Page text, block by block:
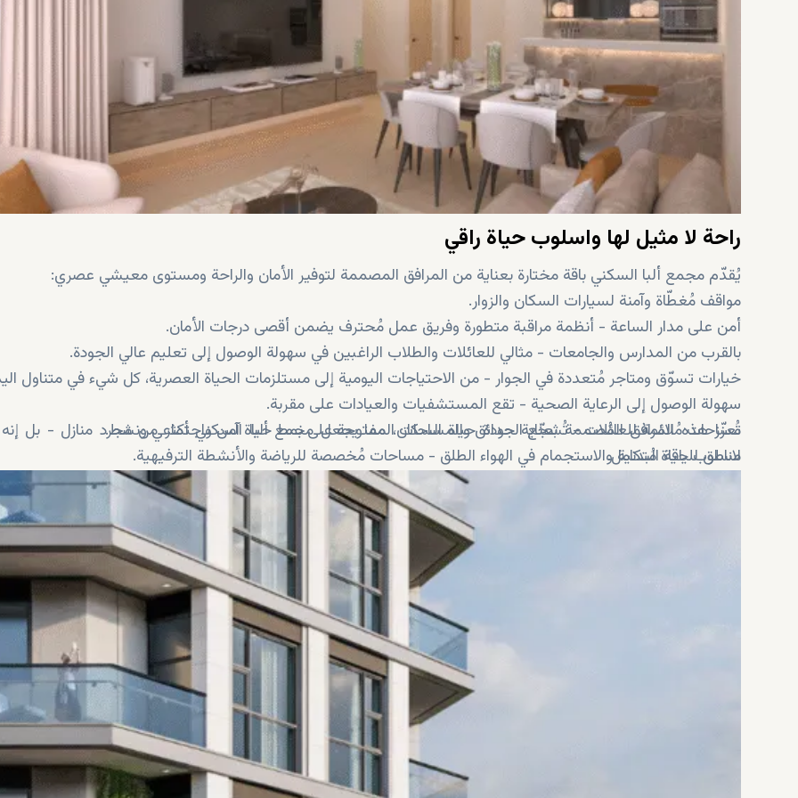
راحة لا مثيل لها واسلوب حياة راقي
يُقدّم مجمع ألبا السكني باقة مختارة بعناية من المرافق المصممة لتوفير الأمان والراحة ومستوى معيشي عصري:
مواقف مُغطّاة وآمنة لسيارات السكان والزوار.
أمن على مدار الساعة - أنظمة مراقبة متطورة وفريق عمل مُحترف يضمن أقصى درجات الأمان.
بالقرب من المدارس والجامعات - مثالي للعائلات والطلاب الراغبين في سهولة الوصول إلى تعليم عالي الجودة.
خيارات تسوّق ومتاجر مُتعددة في الجوار - من الاحتياجات اليومية إلى مستلزمات الحياة العصرية، كل شيء في متناول
سهولة الوصول إلى الرعاية الصحية - تقع المستشفيات والعيادات على مقربة.
مساحات مُلائمة للعائلات - تُشجّع الحدائق والمساحات المفتوحة على نمط حياة آمن واجتماعي ونشط.
مناطق للياقة البدنية والاستجمام في الهواء الطلق - مساحات مُخصصة للرياضة والأنشطة الترفيهية.
تُعزّز هذه المرافق المُصممة بعناية جودة حياة السكان، مما يجعل مجمع ألبا السكني أكثر من مجرد منازل - بل
لاسلوب حياة مُتكامل.